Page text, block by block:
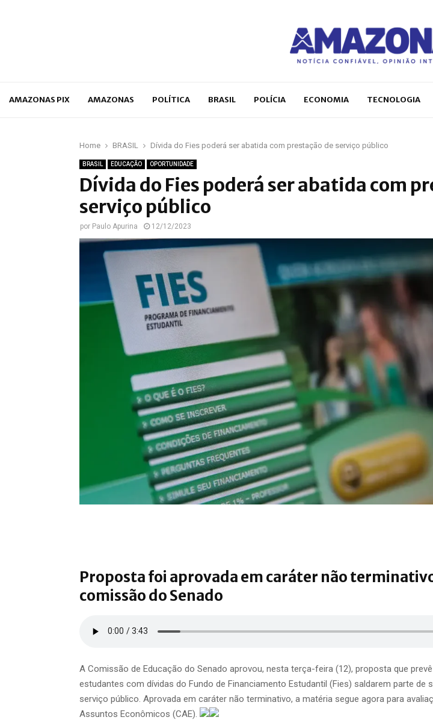
AMAZONAS PIX AMAZONAS POLÍTICA BRASIL POLÍCIA ECONOMIA TECNOLOGIA
Home BRASIL Dívida do Fies poderá ser abatida com prestação de serviço público
BRASIL EDUCAÇÃO OPORTUNIDADE
Dívida do Fies poderá ser abatida com
serviço público
por Paulo Apurina 12/12/2023
Proposta foi aprovada em caráter não
comissão do Senado
A Comissão de Educação do Senado aprovou, nesta terça-feira (12), proposta que
estudantes com dívidas do Fundo de Financiamento Estudantil (Fies) saldarem parte de
serviço público. Aprovada em caráter não terminativo, a matéria segue agora para
Assuntos Econômicos (CAE).